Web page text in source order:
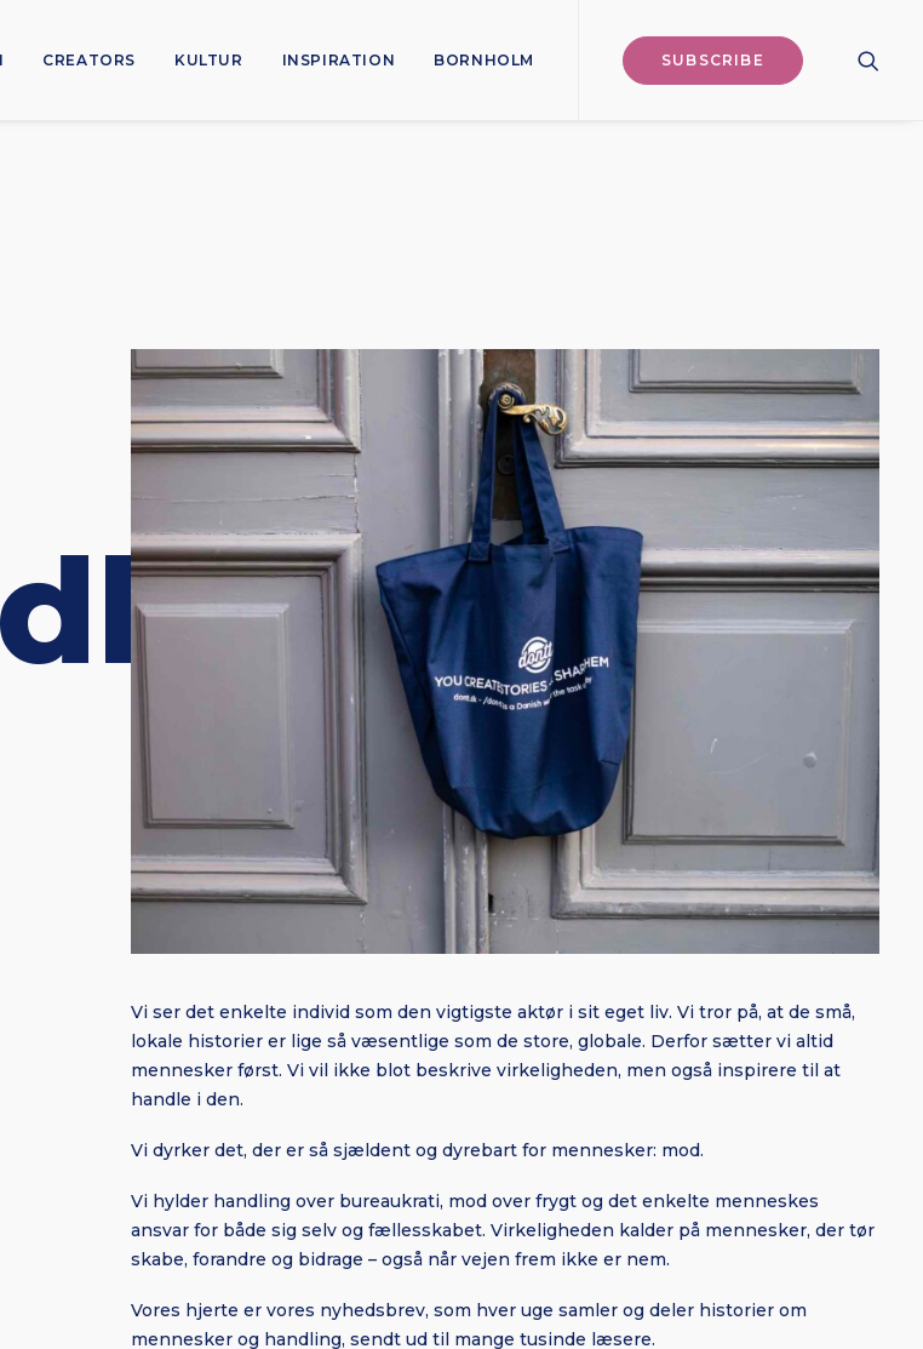
CREATORS KULTUR INSPIRATION BORNHOLM SUBSCRIBE
Vi ser det enkelte individ som den vigtigste aktør i sit eget liv. Vi tror på, at de små,
lokale historier er lige så væsentlige som de store, globale. Derfor sætter vi altid
mennesker først. Vi vil ikke blot beskrive virkeligheden, men også inspirere til at
handle i den.
Vi dyrker det, der er så sjældent og dyrebart for mennesker: mod.
Vi hylder handling over bureaukrati, mod over frygt og det enkelte menneskes
ansvar for både sig selv og fællesskabet. Virkeligheden kalder på mennesker, der tør
skabe, forandre og bidrage – også når vejen frem ikke er nem.
Vores hjerte er vores nyhedsbrev, som hver uge samler og deler historier om
mennesker og handling, sendt ud til mange tusinde læsere.